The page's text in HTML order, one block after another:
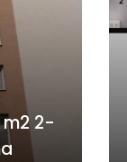
2-